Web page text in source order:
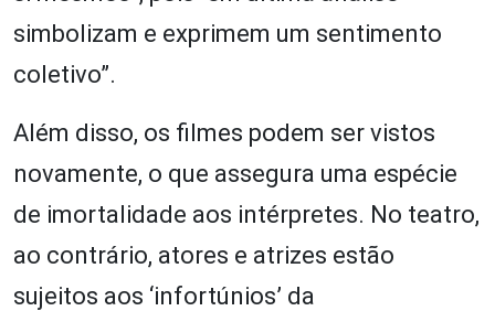
simbolizam e exprimem um sentimento
coletivo”.
Além disso, os filmes podem ser vistos
novamente, o que assegura uma espécie
de imortalidade aos intérpretes. No teatro,
ao contrário, atores e atrizes estão
sujeitos aos ‘infortúnios’ da